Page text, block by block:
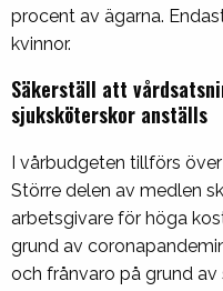
procent av ägarna.
kvinnor.
Säkerställ att
sjuksköterskor anställs
I vårbudgeten tillförs
Större delen av medlen
arbetsgivare för höga
grund av
och frånvaro på grund av